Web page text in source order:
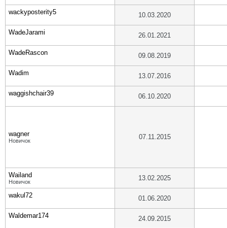
wackyposterity5 10.03.2020
WadeJarami 26.01.2021
WadeRascon 09.08.2019
Wadim 13.07.2016
waggishchair39 06.10.2020
wagner
Новичок 07.11.2015
Wailand
Новичок 13.02.2025
wakul72 01.06.2020
Waldemar174 24.09.2015